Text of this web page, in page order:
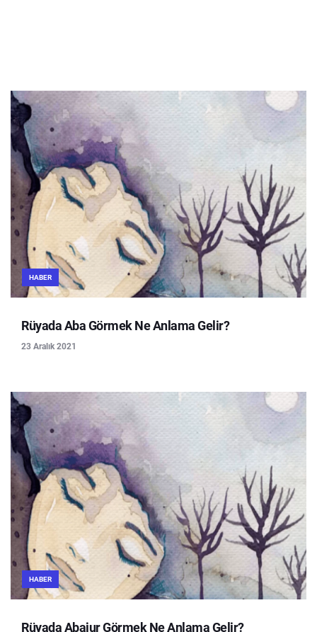
HABER
Rüyada Aba Görmek Ne Anlama Gelir?
23 Aralık 2021
HABER
Rüyada Abajur Görmek Ne Anlama Gelir?